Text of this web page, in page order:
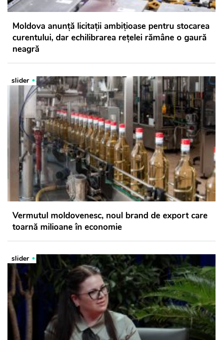
Moldova anunță licitații ambițioase pentru stocarea
curentului, dar echilibrarea rețelei rămâne o gaură
neagră
slider
Vermutul moldovenesc, noul brand de export care
toarnă milioane în economie
slider